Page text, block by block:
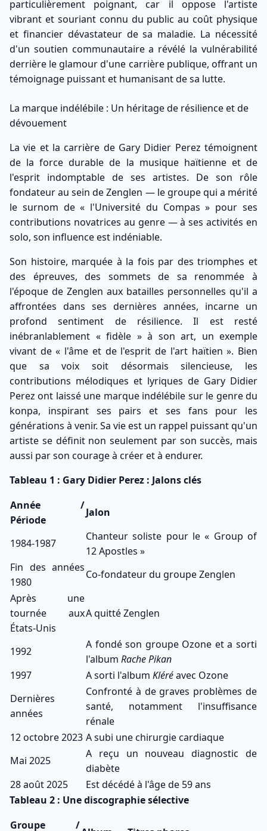
particulièrement poignant, car il oppose l'artiste
vibrant et souriant connu du public au coût physique
et financier dévastateur de sa maladie. La nécessité
d'un soutien communautaire a révélé la vulnérabilité
derrière le glamour d'une carrière publique, offrant un
témoignage puissant et humanisant de sa lutte.
La marque indélébile : Un héritage de résilience et de
dévouement
La vie et la carrière de Gary Didier Perez témoignent
de la force durable de la musique haïtienne et de
l'esprit indomptable de ses artistes. De son rôle
fondateur au sein de Zenglen — le groupe qui a mérité
le surnom de « l'Université du Compas » pour ses
contributions novatrices au genre — à ses activités en
solo, son influence est indéniable.
Son histoire, marquée à la fois par des triomphes et
des épreuves, des sommets de sa renommée à
l'époque de Zenglen aux batailles personnelles qu'il a
affrontées dans ses dernières années, incarne un
profond sentiment de résilience. Il est resté
inébranlablement « fidèle » à son art, un exemple
vivant de « l'âme et de l'esprit de l'art haïtien ». Bien
que sa voix soit désormais silencieuse, les
contributions mélodiques et lyriques de Gary Didier
Perez ont laissé une marque indélébile sur le genre du
konpa, inspirant ses pairs et ses fans pour les
générations à venir. Sa vie est un rappel puissant qu'un
artiste se définit non seulement par son succès, mais
aussi par son courage à créer et à endurer.
Tableau 1 : Gary Didier Perez : Jalons clés
Année /
Période
Jalon
1984-1987
Chanteur soliste pour le « Group of
12 Apostles »
Fin des années
1980
Co-fondateur du groupe Zenglen
Après une
tournée aux
États-Unis
A quitté Zenglen
1992
A fondé son groupe Ozone et a sorti
l'album Rache Pikan
1997
A sorti l'album Kléréavec Ozone
Dernières
années
Confronté à de graves problèmes de
santé, notamment l'insuffisance
rénale
12 octobre 2023 A subi une chirurgie cardiaque
Mai 2025
A reçu un nouveau diagnostic de
diabète
28 août 2025
Est décédé à l'âge de 59 ans
Tableau 2 : Une discographie sélective
Groupe /